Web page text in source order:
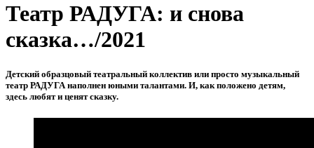
Театр РАДУГА: и снова
сказка…/2021
Детский образцовый театральный коллектив или просто музыкальный
театр РАДУГА наполнен юными талантами. И, как положено детям,
здесь любят и ценят сказку.